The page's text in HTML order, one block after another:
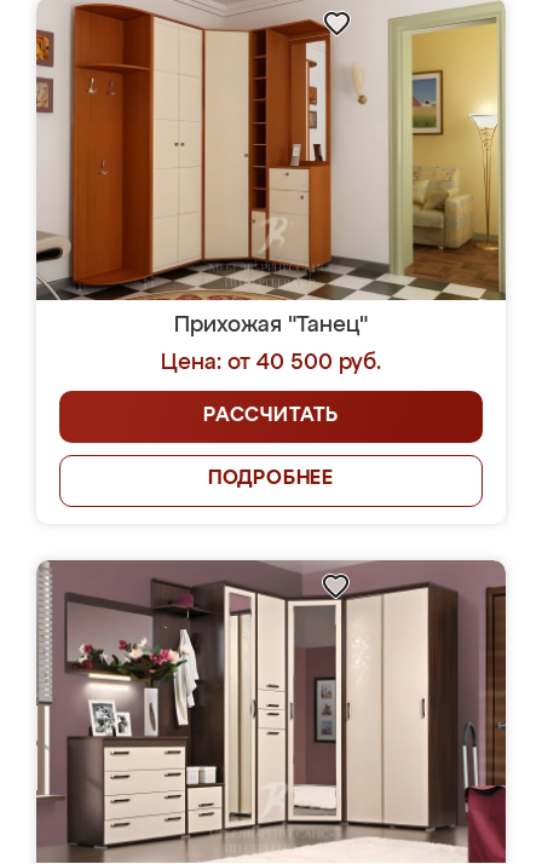
Прихожая "Танец"
Цена: от 40 500 руб.
РАССЧИТАТЬ
ПОДРОБНЕЕ